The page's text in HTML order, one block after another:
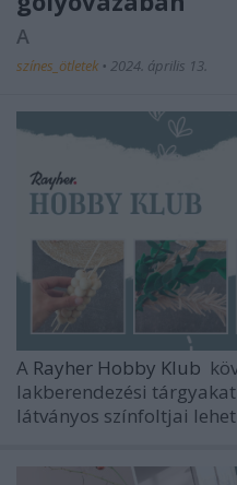
A
színes_ötletek • 2024. április 13.
A Rayher Hobby Klub
lakberendezési
látványos színfoltjai